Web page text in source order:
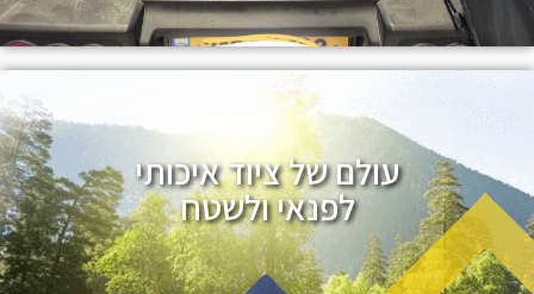
עולם של ציוד איכותי
לפנאי ולשטח